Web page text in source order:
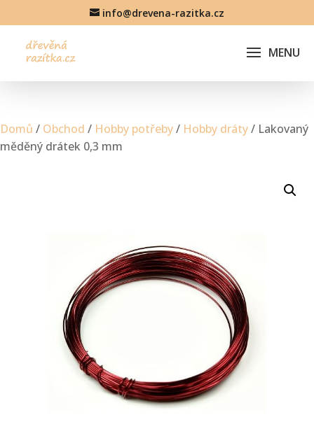
info@drevena-razitka.cz
Domů / Obchod / Hobby potřeby/ Hobby dráty/ Lakovaný
měděný drátek 0,3 mm